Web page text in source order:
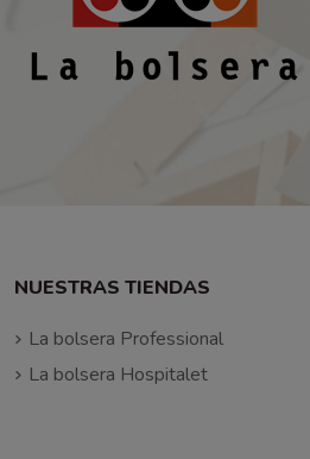
NUESTRAS TIENDAS
La bolsera Professional
La bolsera Hospitalet